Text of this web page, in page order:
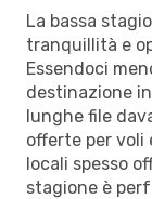
La bassa
tranquillità e
Essendoci
destinazione
lunghe file
offerte per voli
locali spesso
stagione è